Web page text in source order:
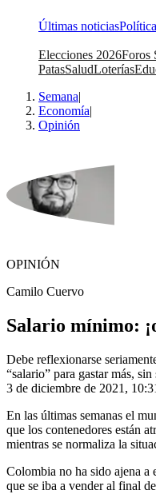
Últimas noticiasPolítica
Elecciones 2026Foros
PatasSaludLoterías
Semana|
Economía|
Opinión
OPINIÓN
Camilo Cuervo
Salario mínimo:
Debe reflexionarse
“salario” para gastar más,
3 de diciembre de 2021,
En las últimas semanas el
que los contenedores están
mientras se normaliza la
Colombia no ha sido ajena a
que se iba a vender al final